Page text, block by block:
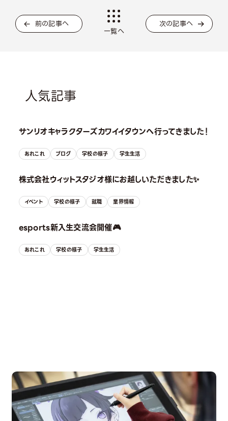
前の記事へ
一覧へ
次の記事へ
人気記事
サンリオキャラクターズカワイイタウンへ行ってきました！
あれこれ ブログ 学校の様子 学生生活
株式会社ウィットスタジオ様にお越しいただきました✨
イベント 学校の様子 就職 業界情報
esports新入生交流会開催🎮
あれこれ 学校の様子 学生生活